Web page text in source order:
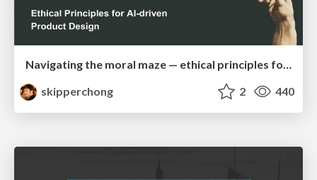
Navigating the moral maze — ethical principles for Al-driven product design
skipperchong
2 440